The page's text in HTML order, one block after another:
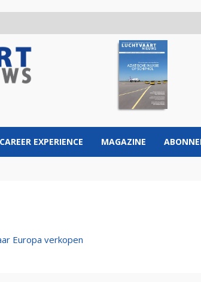
CAREER EXPERIENCE MAGAZINE
Europa verkopen